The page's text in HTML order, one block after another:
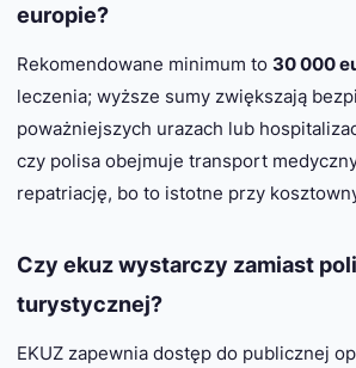
europie?
Rekomendowane minimum to 30 000
leczenia; wyższe sumy zwiększają
poważniejszych urazach lub
czy polisa obejmuje transport
repatriację, bo to istotne przy
Czy ekuz wystarczy zamiast
turystycznej?
EKUZ zapewnia dostęp do publicznej